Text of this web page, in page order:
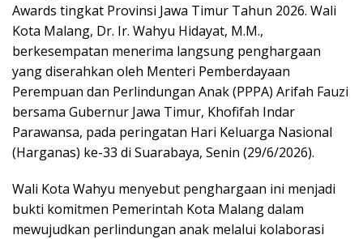
Awards tingkat Provinsi Jawa Timur Tahun 2026. Wali
Kota Malang, Dr. Ir. Wahyu Hidayat, M.M.,
berkesempatan menerima langsung penghargaan
yang diserahkan oleh Menteri Pemberdayaan
Perempuan dan Perlindungan Anak (PPPA) Arifah Fauzi
bersama Gubernur Jawa Timur, Khofifah Indar
Parawansa, pada peringatan Hari Keluarga Nasional
(Harganas) ke-33 di Suarabaya, Senin (29/6/2026).
Wali Kota Wahyu menyebut penghargaan ini menjadi
bukti komitmen Pemerintah Kota Malang dalam
mewujudkan perlindungan anak melalui kolaborasi